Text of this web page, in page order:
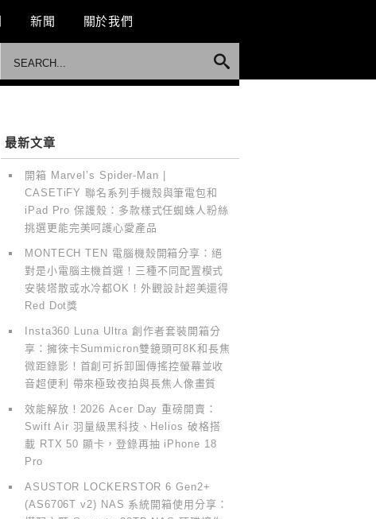
新聞 關於我們
最新文章
開箱 Marvel’s Spider-Man |
CASETiFY 聯名系列手機殼與筆電包和
iPad Pro 保護殼：多款樣式任蜘蛛人粉絲
挑選更能完美呵護心愛產品
MONTECH TEN 電腦機殼開箱分享：絕
對是小電腦主機首選！三種不同配置模式
安裝塔散或水冷都OK！外觀設計超美還得
Red Dot獎
Insta360 Luna Ultra 創作者套裝開箱分
享：擁徠卡Summicron雙鏡頭可8K和長焦
微距錄影！首創可拆卸圖傳搖控螢幕並收
音超便利 帶來極致夜拍與長焦人像畫質
效能解放！2026 Acer Day 重磅開賣：
Swift Air 羽量級黑科技、Helios 破格搭
載 RTX 50 顯卡，登錄再抽 iPhone 18
Pro
ASUSTOR LOCKERSTOR 6 Gen2+
(AS6706T v2) NAS 系統開箱使用分享：